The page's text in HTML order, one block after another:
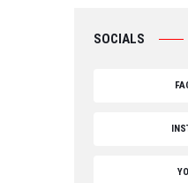
SOCIALS